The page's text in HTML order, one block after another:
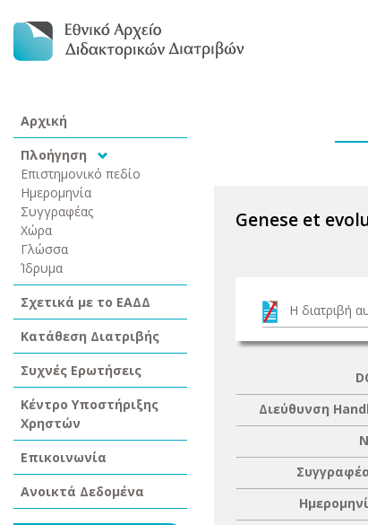
Αρχική
Πλοήγηση
Επιστημονικό πεδίο
Ημερομηνία
Συγγραφέας
Χώρα
Γλώσσα
Ίδρυμα
Σχετικά με το ΕΑΔΔ
Κατάθεση Διατριβής
Συχνές Ερωτήσεις
Κέντρο Υποστήριξης
Χρηστών
Επικοινωνία
Ανοικτά Δεδομένα
Genese et
Η διατριβή
Διεύθυνση